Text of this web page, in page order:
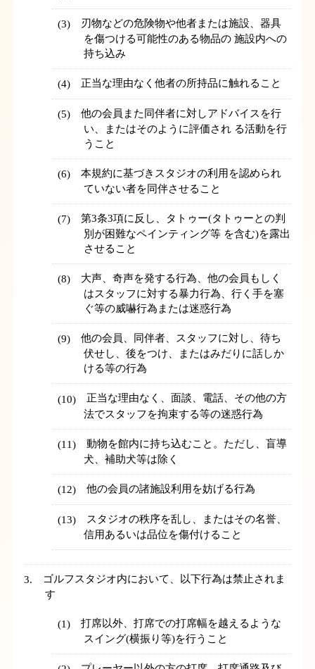
刃物などの危険物や他者または施設、器具
を傷つける可能性のある物品の 施設内への
持ち込み
正当な理由なく他者の所持品に触れること
他の会員また同伴者に対しアドバイスを行
い、またはそのように評価され る活動を行
うこと
本規約に基づきスタジオの利用を認められ
ていない者を同伴させること
第3条3項に反し、タトゥー(タトゥーとの判
別が困難なペインティング等 を含む)を露出
させること
大声、奇声を発する行為、他の会員もしく
はスタッフに対する暴力行為、行く手を塞
ぐ等の威嚇行為または迷惑行為
他の会員、同伴者、スタッフに対し、待ち
伏せし、後をつけ、またはみだりに話しか
ける等の行為
正当な理由なく、面談、電話、その他の方
法でスタッフを拘束する等の迷惑行為
動物を館内に持ち込むこと。ただし、盲導
犬、補助犬等は除く
他の会員の諸施設利用を妨げる行為
スタジオの秩序を乱し、またはその名誉、
信用あるいは品位を傷付けること
ゴルフスタジオ内において、以下行為は禁止されま
す
打席以外、打席での打席幅を越えるような
スイング(横振り等)を行うこと